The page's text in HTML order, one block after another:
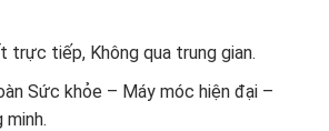
trực tiếp, Không qua trung gian.
Sức khỏe – Máy móc hiện đại –
minh.